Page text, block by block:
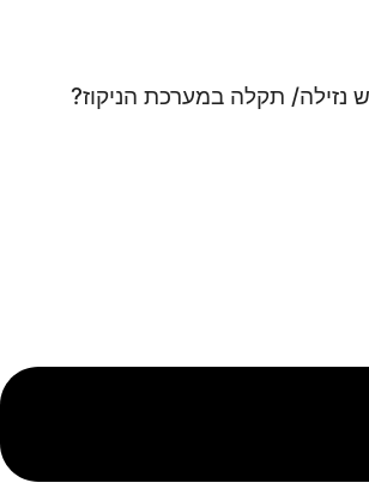
נזילה/ תקלה במערכת הניקוז?